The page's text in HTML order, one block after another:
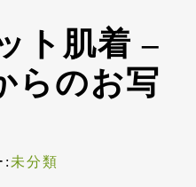
ト肌着 –
らのお写
: 未分類